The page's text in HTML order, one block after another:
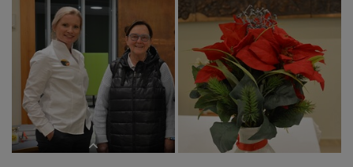
Das Weihnachtskartenprojekt ist im
Seelsorgeraum-Blatt Dezember 2023
beschrieben!